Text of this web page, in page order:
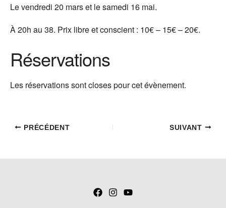
Le vendredi 20 mars et le samedi 16 mai.
À 20h au 38. Prix libre et conscient : 10€ – 15€ – 20€.
Réservations
Les réservations sont closes pour cet évènement.
PRÉCÉDENT SUIVANT